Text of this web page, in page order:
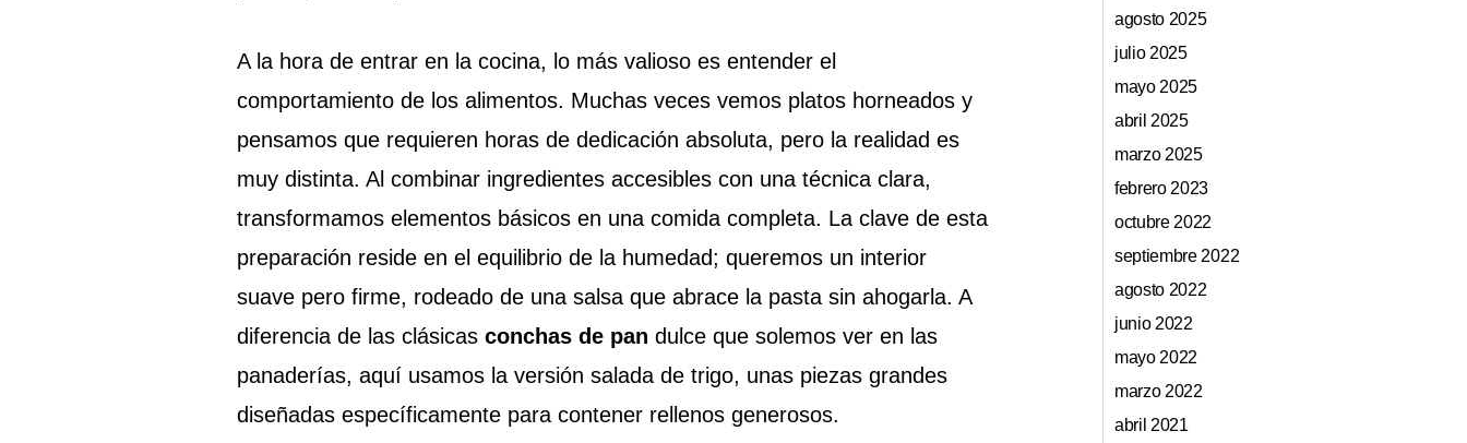
A la hora de entrar en la cocina, lo más valioso es entender el
comportamiento de los alimentos. Muchas veces vemos platos horneados y
pensamos que requieren horas de dedicación absoluta, pero la realidad es
muy distinta. Al combinar ingredientes accesibles con una técnica clara,
transformamos elementos básicos en una comida completa. La clave de esta
preparación reside en el equilibrio de la humedad; queremos un interior
suave pero firme, rodeado de una salsa que abrace la pasta sin ahogarla. A
diferencia de las clásicas conchas de pan dulce que solemos ver en las
panaderías, aquí usamos la versión salada de trigo, unas piezas grandes
diseñadas específicamente para contener rellenos generosos.
agosto 2025
julio 2025
mayo 2025
abril 2025
marzo 2025
febrero 2023
octubre 2022
septiembre 2022
agosto 2022
junio 2022
mayo 2022
marzo 2022
abril 2021